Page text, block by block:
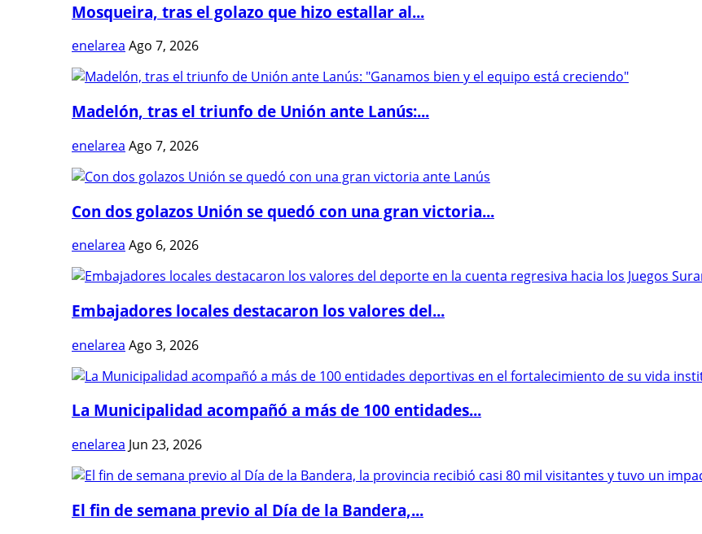
Mosqueira, tras el golazo que hizo estallar al...
enelarea Ago 7, 2026
Madelón, tras el triunfo de Unión ante Lanús:...
enelarea Ago 7, 2026
Con dos golazos Unión se quedó con una gran victoria...
enelarea Ago 6, 2026
Embajadores locales destacaron los valores del...
enelarea Ago 3, 2026
La Municipalidad acompañó a más de 100 entidades...
enelarea Jun 23, 2026
El fin de semana previo al Día de la Bandera,...